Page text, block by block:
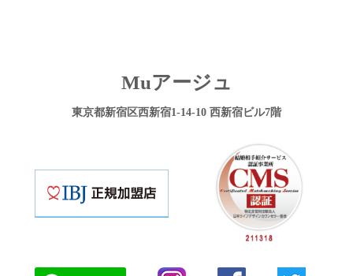
Muアージュ
東京都新宿区西新宿1-14-10 西新宿ビル7階